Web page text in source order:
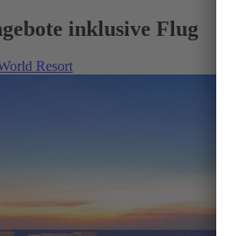
inklusive Flug
Resort